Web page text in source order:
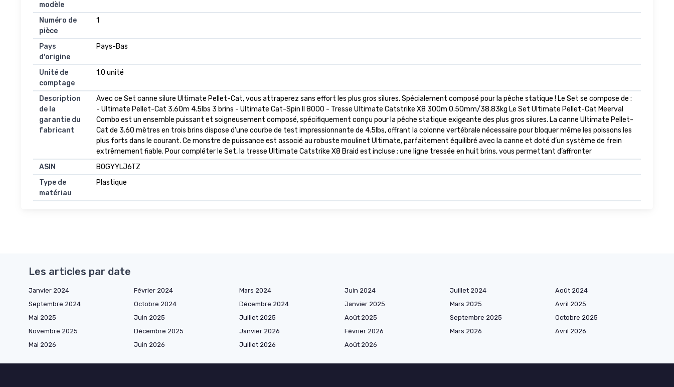
modèle
Numéro de
pièce
1
Pays
d'origine
Pays-Bas
Unité de
comptage
1.0 unité
Description
de la
garantie du
fabricant
Avec ce Set canne silure Ultimate Pellet-Cat, vous attraperez sans effort les plus gros silures. Spécialement composé pour la pêche statique ! Le Set se compose de :
- Ultimate Pellet-Cat 3.60m 4.5lbs 3 brins - Ultimate Cat-Spin II 8000 - Tresse Ultimate Catstrike X8 300m 0.50mm/38.83kg Le Set Ultimate Pellet-Cat Meerval
Combo est un ensemble puissant et soigneusement composé, spécifiquement conçu pour la pêche statique exigeante des plus gros silures. La canne Ultimate Pellet-
Cat de 3.60 mètres en trois brins dispose d’une courbe de test impressionnante de 4.5lbs, offrant la colonne vertébrale nécessaire pour bloquer même les poissons les
plus forts dans le courant. Ce monstre de puissance est associé au robuste moulinet Ultimate, parfaitement équilibré avec la canne et doté d’un système de frein
extrêmement fiable. Pour compléter le Set, la tresse Ultimate Catstrike X8 Braid est incluse ; une ligne tressée en huit brins, vous permettant d’affronter
ASIN
B0GYYLJ6TZ
Type de
matériau
Plastique
Les articles par date
Janvier 2024 Février 2024 Mars 2024 Juin 2024 Juillet 2024
Août 2024
Septembre 2024
Octobre 2024 Décembre 2024 Janvier 2025 Mars 2025
Avril 2025
Mai 2025
Juin 2025 Juillet 2025 Août 2025 Septembre 2025
Octobre 2025
Novembre 2025
Décembre 2025 Janvier 2026 Février 2026 Mars 2026
Avril 2026
Mai 2026
Juin 2026 Juillet 2026 Août 2026